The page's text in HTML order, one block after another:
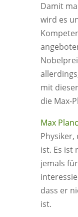
Damit
wird es
mit
die Max-
Max
ist. Es ist
jemals
dass er
ist.